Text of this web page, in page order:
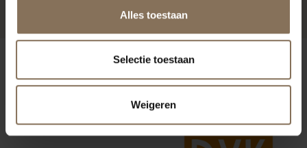
Alles toestaan
Selectie toestaan
Weigeren
ONZE MERKEN